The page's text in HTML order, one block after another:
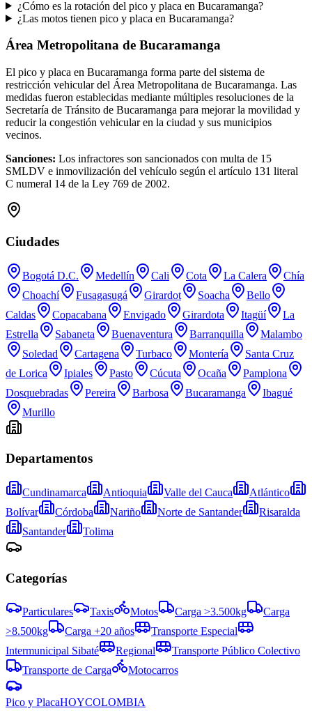
¿Cómo es la rotación del pico y placa en Bucaramanga?
¿Las motos tienen pico y placa en Bucaramanga?
Área Metropolitana de Bucaramanga
El pico y placa en Bucaramanga forma parte del sistema de
restricción vehicular del Área Metropolitana de Bucaramanga. Las
medidas fueron establecidas mediante múltiples resoluciones de la
Secretaría de Tránsito de Bucaramanga para mejorar la movilidad y
reducir la congestión vehicular en la ciudad y sus municipios
vecinos.
Sanciones: Los infractores son sancionados con multa de 15
SMLDV e inmovilización del vehículo según el artículo 131 literal
C numeral 14 de la Ley 769 de 2002.
Ciudades
Bogotá D.C. Medellín Cali Cota La Calera
Chía
Choachí
Fusagasugá Girardot Soacha
Bello
Caldas
Copacabana Envigado Girardota Itagüí
La
Estrella
Sabaneta Buenaventura Barranquilla
Malambo
Soledad
Cartagena Turbaco Montería
Santa Cruz
de Lorica
Ipiales Pasto Cúcuta Ocaña
Pamplona
Dosquebradas
Pereira Barbosa Bucaramanga
Ibagué
Murillo
Departamentos
Cundinamarca Antioquia Valle del Cauca
Atlántico
Bolívar
Córdoba Nariño Norte de Santander
Risaralda
Santander
Tolima
Categorías
Particulares Taxis Motos Carga >3.500kg
Carga
>8.500kg
Carga +20 años
Transporte Especial
Intermunicipal Sibaté
Regional
Transporte Público Colectivo
Transporte de Carga
Motocarros
Pico y PlacaHOYCOLOMBIA